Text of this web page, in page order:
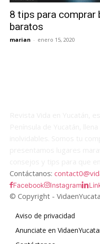
8 tips para comprar
baratos
marian - enero 15, 2020
Contáctanos:
Facebook Instagram
© Copyright -
Aviso de privacidad
Anunciate en